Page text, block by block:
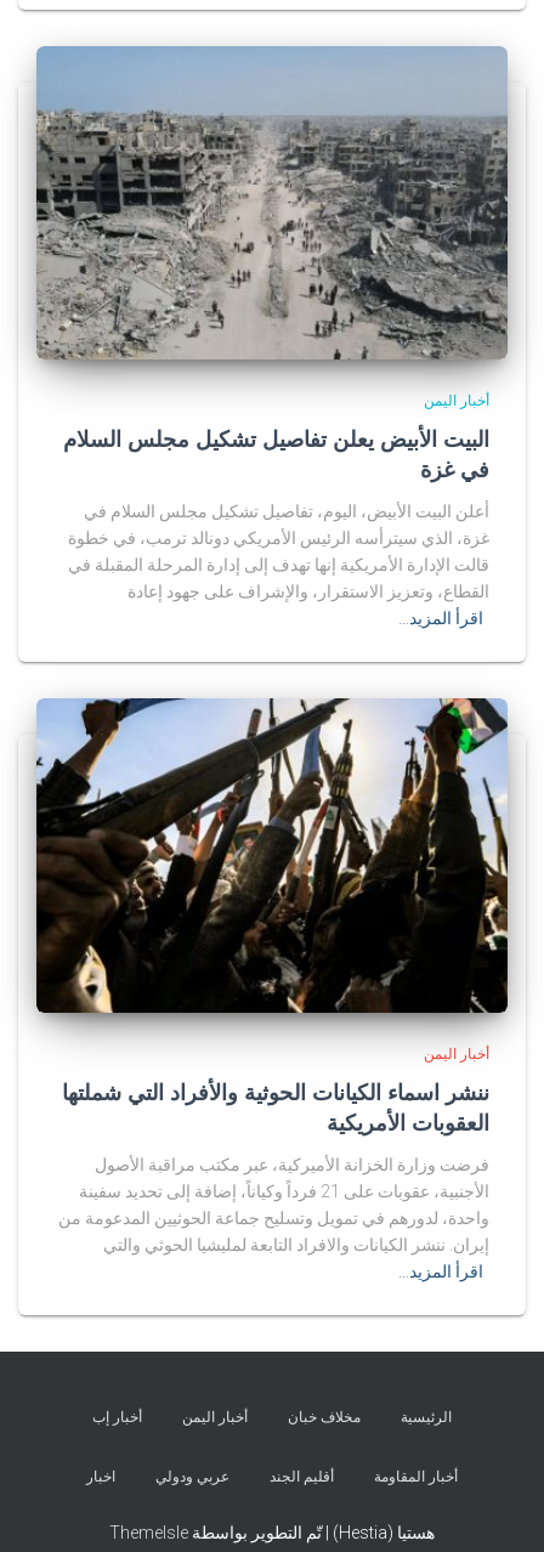
أخبار اليمن
البيت الأبيض يعلن تفاصيل تشكيل مجلس السلام
في غزة
أعلن البيت الأبيض، اليوم، تفاصيل تشكيل مجلس السلام في
غزة، الذي سيترأسه الرئيس الأمريكي دونالد ترمب، في خطوة
قالت الإدارة الأمريكية إنها تهدف إلى إدارة المرحلة المقبلة في
القطاع، وتعزيز الاستقرار، والإشراف على جهود إعادة
اقرأ المزيد…
أخبار اليمن
ننشر اسماء الكيانات الحوثية والأفراد التي شملتها
العقوبات الأمريكية
فرضت وزارة الخزانة الأميركية، عبر مكتب مراقبة الأصول
الأجنبية، عقوبات على 21 فرداً وكياناً، إضافة إلى تحديد سفينة
واحدة، لدورهم في تمويل وتسليح جماعة الحوثيين المدعومة من
إيران. ننشر الكيانات والافراد التابعة لمليشيا الحوثي والتي
اقرأ المزيد…
الرئيسية مخلاف خبان أخبار اليمن أخبار إب
أخبار المقاومة أقليم الجند عربي ودولي اخبار
هستيا (Hestia) | تّم التطوير بواسطة ThemeIsle